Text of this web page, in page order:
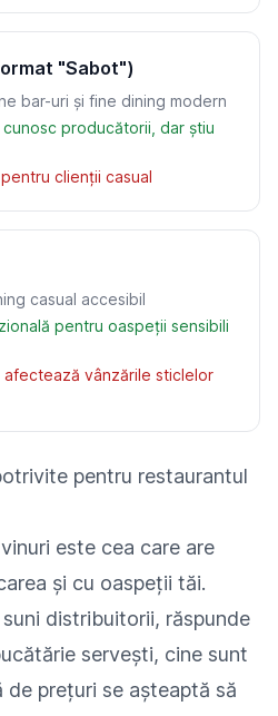
"Sabot")
bar-uri și fine dining modern
producătorii, dar știu
clienții casual
casual accesibil
pentru oaspeții sensibili
vânzările sticlelor
pentru restaurantul
este cea care are
și cu oaspeții tăi.
distribuitorii, răspunde
servești, cine sunt
prețuri se așteaptă să